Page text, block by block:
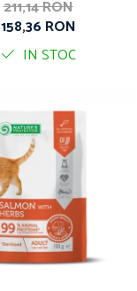
211,14 RON
158,36 RON
IN STOC